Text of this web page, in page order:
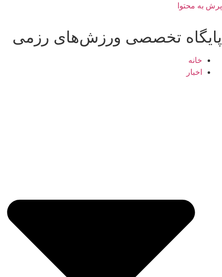
پرش به محتوا
پایگاه تخصصی ورزش‌های رزمی
خانه
اخبار